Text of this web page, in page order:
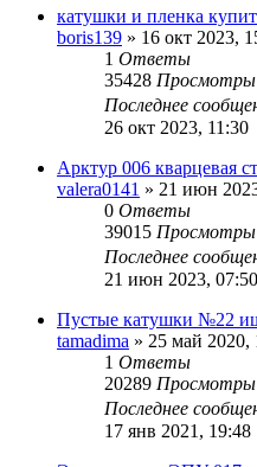
катушки и пленка
boris139 » 16 окт 2023,
1 Ответы
35428 Просмотры
Последнее
26 окт 2023, 11:30
Арктур 006 кварцевая
valera0141 » 21 июн
0 Ответы
39015 Просмотры
Последнее
21 июн 2023, 07:50
Пустые катушки №22
tamadima » 25 май 2020,
1 Ответы
20289 Просмотры
Последнее
17 янв 2021, 19:48